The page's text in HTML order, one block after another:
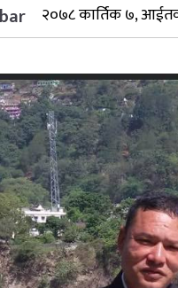
२०७८ कार्तिक ७,